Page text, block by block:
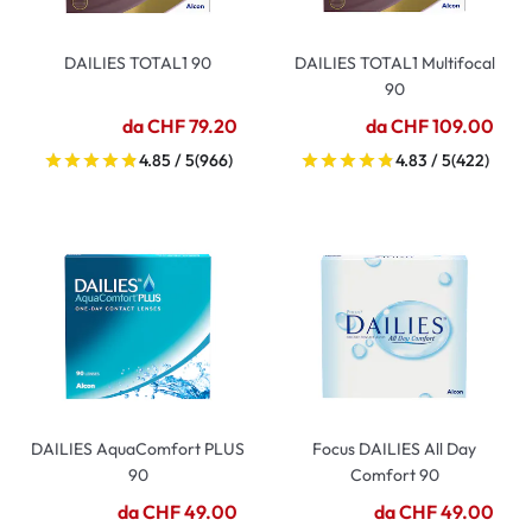
DAILIES TOTAL1 90
da CHF 79.20
4.85 / 5(966)
DAILIES TOTAL1 Multifocal
90
da CHF 109.00
4.83 / 5(422)
DAILIES AquaComfort PLUS
90
da CHF 49.00
Focus DAILIES All Day
Comfort 90
da CHF 49.00